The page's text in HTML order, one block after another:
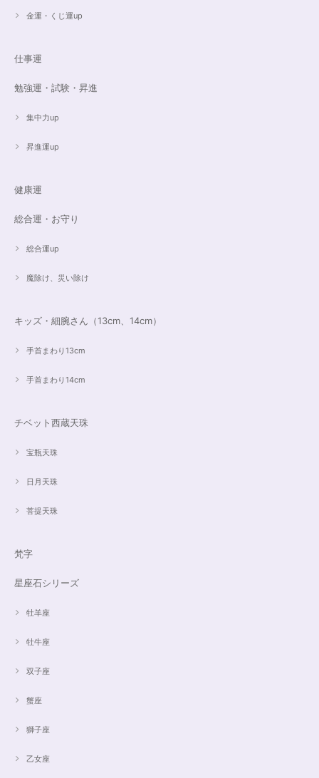
の、なんとも不思議な雰囲気のするブレスです。 サイズ直しで入れていた
ないのでうまく表現できません。 ただ、想像通りおしゃれで素敵でした！
大事にします。いつもありがとうございます。
金運・くじ運up
仕事運
勉強運・試験・昇進
集中力up
昇進運up
健康運
総合運・お守り
総合運up
魔除け、災い除け
キッズ・細腕さん（13cm、14cm）
手首まわり13cm
手首まわり14cm
チベット西蔵天珠
宝瓶天珠
日月天珠
菩提天珠
梵字
星座石シリーズ
牡羊座
牡牛座
双子座
蟹座
獅子座
乙女座